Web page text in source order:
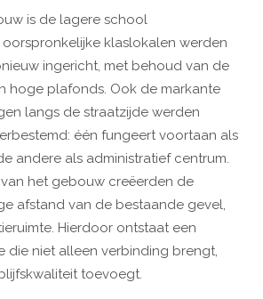
is de lagere school
klaslokalen werden
ingericht, met behoud van de
hoge plafonds. Ook de markante
langs de straatzijde werden
één fungeert voortaan als
andere als administratief centrum.
het gebouw creëerden de
afstand van de bestaande gevel,
Hierdoor ontstaat een
die niet alleen verbinding brengt,
toevoegt.